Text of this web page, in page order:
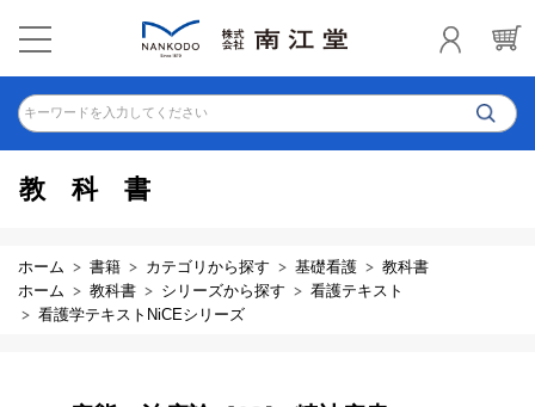
キーワードを入力してください
教科書
ホーム 書籍 カテゴリから探す 基礎看護
教科書
ホーム
教科書 シリーズから探す
看護テキスト
看護学テキストNiCEシリーズ